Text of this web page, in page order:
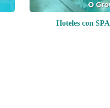
Hoteles con